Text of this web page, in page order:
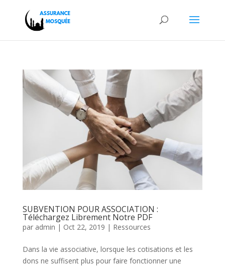
SUBVENTION POUR ASSOCIATION :
Téléchargez Librement Notre PDF
par admin | Oct 22, 2019 | Ressources
Dans la vie associative, lorsque les cotisations et les
dons ne suffisent plus pour faire fonctionner une